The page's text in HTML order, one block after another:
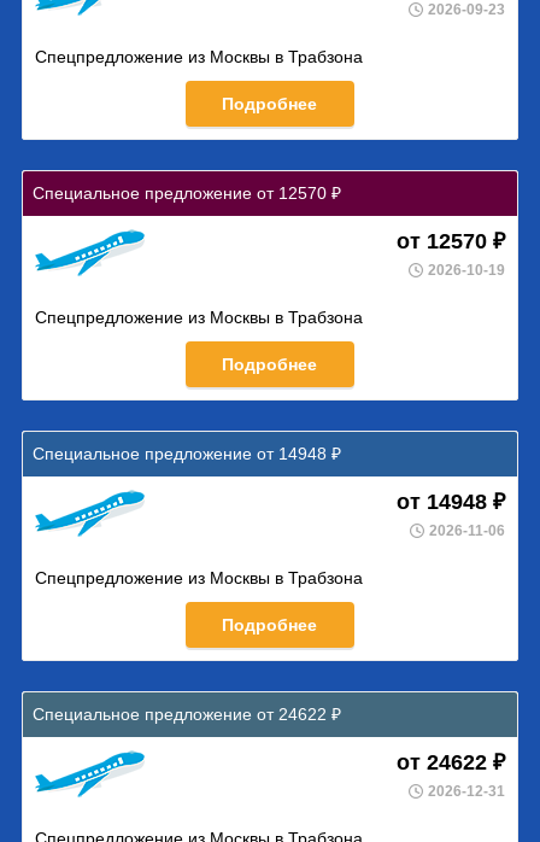
2026-09-23
Спецпредложение из Москвы в Трабзона
Подробнее
Специальное предложение от 12570 ₽
от 12570 ₽
2026-10-19
Спецпредложение из Москвы в Трабзона
Подробнее
Специальное предложение от 14948 ₽
от 14948 ₽
2026-11-06
Спецпредложение из Москвы в Трабзона
Подробнее
Специальное предложение от 24622 ₽
от 24622 ₽
2026-12-31